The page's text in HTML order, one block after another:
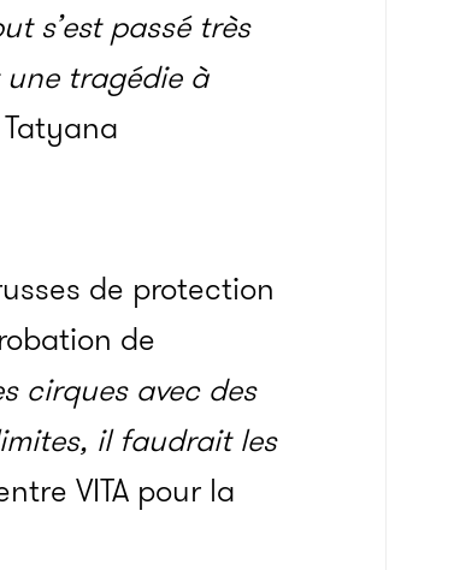
s’est passé très
tragédie à
de protection
de
cirques avec des
il faudrait les
VITA pour la